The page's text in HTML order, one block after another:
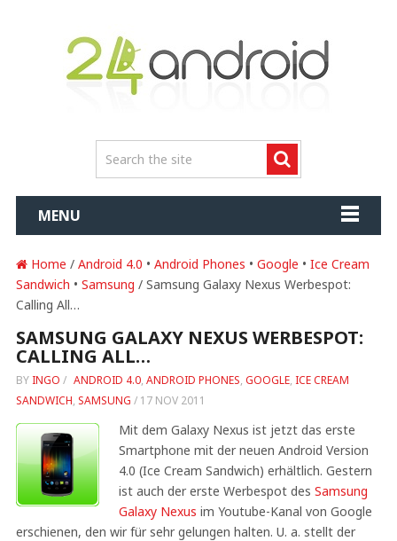
MENU
Home / Android 4.0 • Android Phones • Google • Ice Cream
Sandwich • Samsung / Samsung Galaxy Nexus Werbespot:
Calling All…
SAMSUNG GALAXY NEXUS WERBESPOT:
CALLING ALL…
BY INGO / ANDROID 4.0, ANDROID PHONES, GOOGLE, ICE CREAM
SANDWICH, SAMSUNG / 17 NOV 2011
Mit dem Galaxy Nexus ist jetzt das erste
Smartphone mit der neuen Android Version
4.0 (Ice Cream Sandwich) erhältlich. Gestern
ist auch der erste Werbespot des Samsung
Galaxy Nexus im Youtube-Kanal von Google
erschienen, den wir für sehr gelungen halten. U. a. stellt der